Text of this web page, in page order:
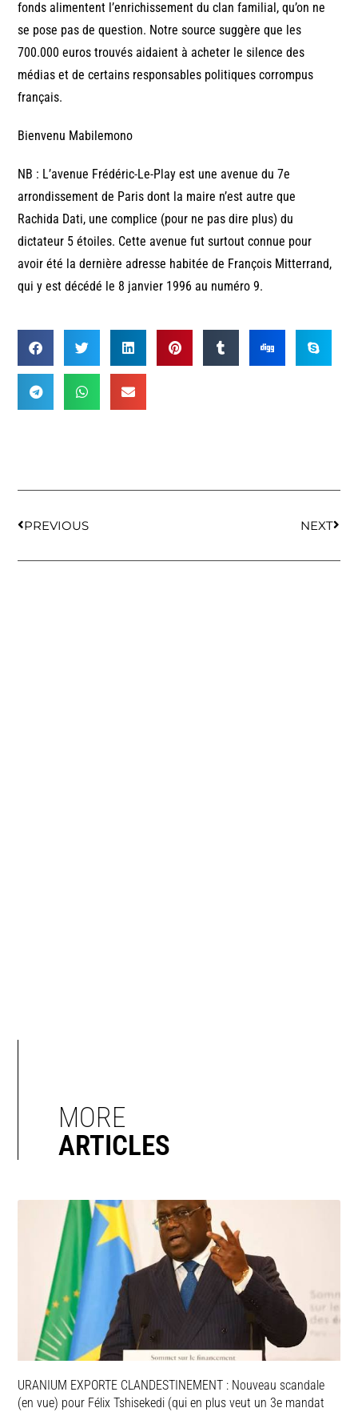
fonds alimentent l’enrichissement du clan familial, qu’on ne
se pose pas de question. Notre source suggère que les
700.000 euros trouvés aidaient à acheter le silence des
médias et de certains responsables politiques corrompus
français.
Bienvenu Mabilemono
NB : L’avenue Frédéric-Le-Play est une avenue du 7e
arrondissement de Paris dont la maire n’est autre que
Rachida Dati, une complice (pour ne pas dire plus) du
dictateur 5 étoiles. Cette avenue fut surtout connue pour
avoir été la dernière adresse habitée de François Mitterrand,
qui y est décédé le 8 janvier 1996 au numéro 9.
PREVIOUS NEXT
MORE
ARTICLES
URANIUM EXPORTE CLANDESTINEMENT : Nouveau scandale
(en vue) pour Félix Tshisekedi (qui en plus veut un 3e mandat